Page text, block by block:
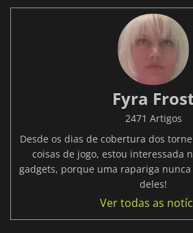
Fyra
2471 Artigos
Desde os dias de cobertura dos
coisas de jogo, estou interessada
gadgets, porque uma rapariga
deles!
Ver todas as